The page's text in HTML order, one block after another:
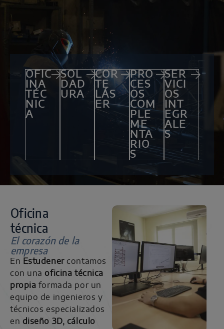
OFIC
INA
TÉC
NIC
A
SOL
DAD
URA
COR
TE
LÁS
ER
PRO
CES
OS
COM
PLE
ME
NTA
RIO
S
SER
VICI
OS
INT
EGR
ALE
S
Oficina
técnica
El corazón de la
empresa
En Estudenercontamos
con una oficina técnica
propia formada por un
equipo de ingenieros y
técnicos especializados
en diseño 3D, cálculo